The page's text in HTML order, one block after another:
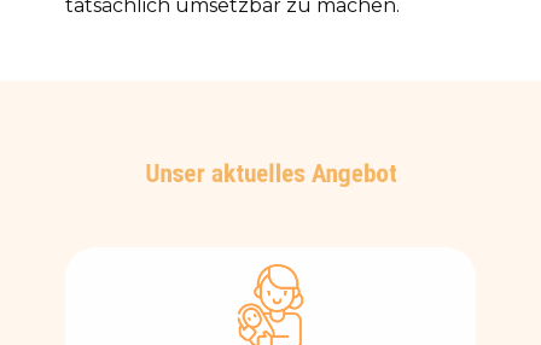
tatsächlich umsetzbar zu machen.
Unser aktuelles Angebot